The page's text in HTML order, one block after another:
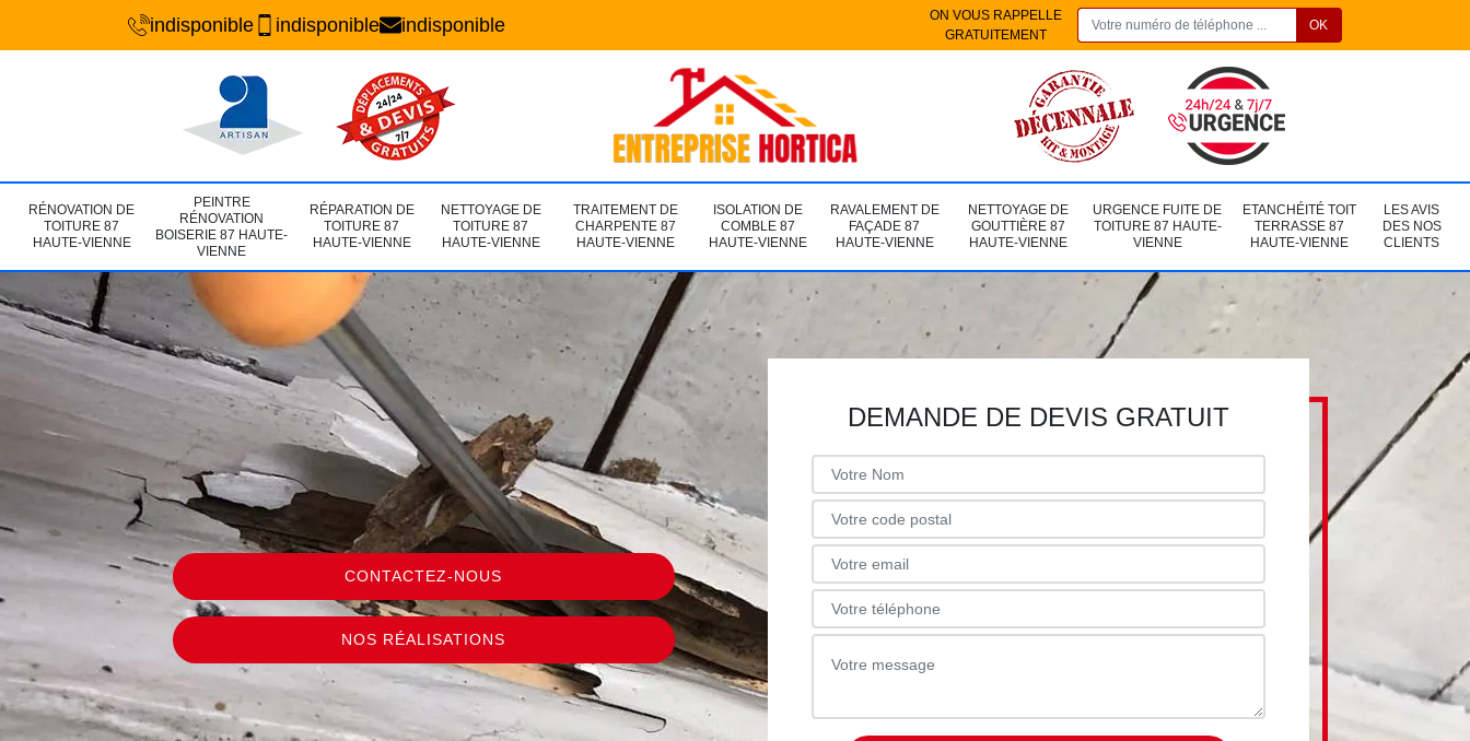
indisponible indisponible indisponible
ON VOUS RAPPELLE
GRATUITEMENT
RÉNOVATION DE
TOITURE 87
HAUTE-VIENNE
PEINTRE
RÉNOVATION
BOISERIE 87 HAUTE-
VIENNE
RÉPARATION DE
TOITURE 87
HAUTE-VIENNE
NETTOYAGE DE
TOITURE 87
HAUTE-VIENNE
TRAITEMENT DE
CHARPENTE 87
HAUTE-VIENNE
ISOLATION DE
COMBLE 87
HAUTE-VIENNE
RAVALEMENT DE
FAÇADE 87
HAUTE-VIENNE
NETTOYAGE DE
GOUTTIÈRE 87
HAUTE-VIENNE
URGENCE FUITE DE
TOITURE 87 HAUTE-
VIENNE
ETANCHÉITÉ TOIT
TERRASSE 87
HAUTE-VIENNE
LES AVIS
DES NOS
CLIENTS
CONTACTEZ-NOUS
NOS RÉALISATIONS
DEMANDE DE DEVIS GRATUIT